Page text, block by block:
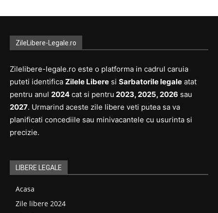
ZileLibere-Legale.ro
Zilelibere-legale.ro este o platforma in cadrul caruia
puteti identifica Zilele Libere si Sarbatorile legale atat
pentru anul 2024 cat si pentru 2023, 2025, 2026 sau
2027. Urmarind aceste zile libere veti putea sa va
planificati concediile sau minivacantele cu usurinta si
precizie.
LIBERE LEGALE
Acasa
Zile libere 2024